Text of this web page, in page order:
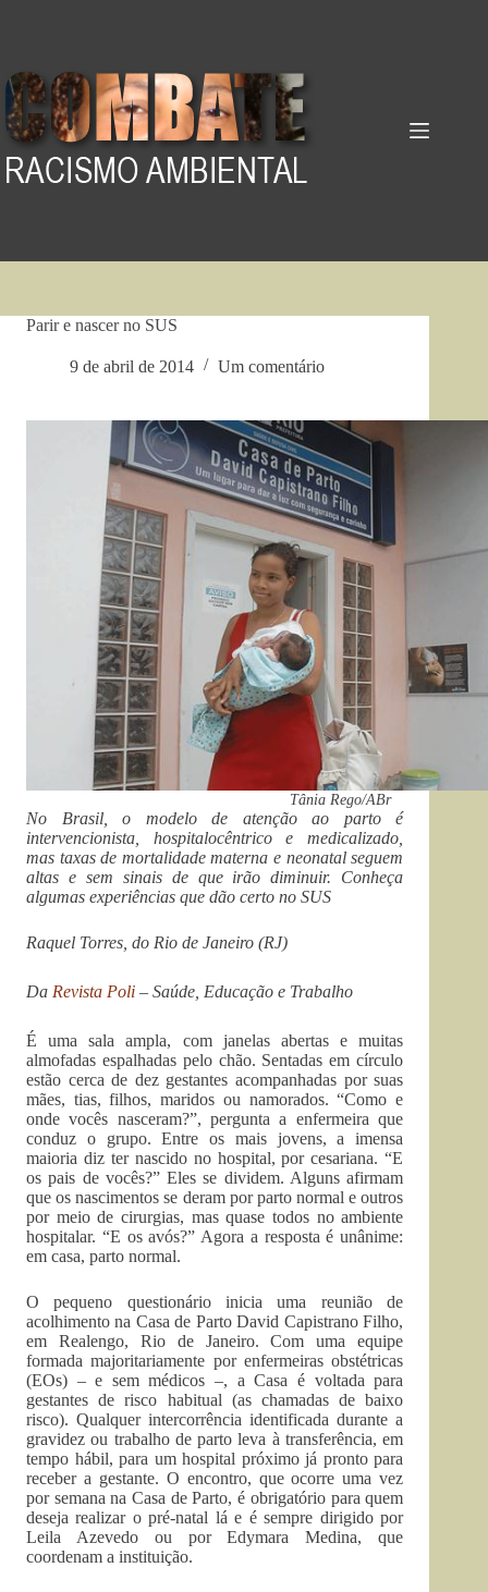
Parir e nascer no SUS
9 de abril de 2014 Um comentário
Tânia Rego/ABr
No Brasil, o modelo de atenção ao parto é
intervencionista, hospitalocêntrico e medicalizado,
mas taxas de mortalidade materna e neonatal seguem
altas e sem sinais de que irão diminuir. Conheça
algumas experiências que dão certo no SUS
Raquel Torres, do Rio de Janeiro (RJ)
Da Revista Poli – Saúde, Educação e Trabalho
É uma sala ampla, com janelas abertas e muitas
almofadas espalhadas pelo chão. Sentadas em círculo
estão cerca de dez gestantes acompanhadas por suas
mães, tias, filhos, maridos ou namorados. “Como e
onde vocês nasceram?”, pergunta a enfermeira que
conduz o grupo. Entre os mais jovens, a imensa
maioria diz ter nascido no hospital, por cesariana. “E
os pais de vocês?” Eles se dividem. Alguns afirmam
que os nascimentos se deram por parto normal e outros
por meio de cirurgias, mas quase todos no ambiente
hospitalar. “E os avós?” Agora a resposta é unânime:
em casa, parto normal.
O pequeno questionário inicia uma reunião de
acolhimento na Casa de Parto David Capistrano Filho,
em Realengo, Rio de Janeiro. Com uma equipe
formada majoritariamente por enfermeiras obstétricas
(EOs) – e sem médicos –, a Casa é voltada para
gestantes de risco habitual (as chamadas de baixo
risco). Qualquer intercorrência identificada durante a
gravidez ou trabalho de parto leva à transferência, em
tempo hábil, para um hospital próximo já pronto para
receber a gestante. O encontro, que ocorre uma vez
por semana na Casa de Parto, é obrigatório para quem
deseja realizar o pré-natal lá e é sempre dirigido por
Leila Azevedo ou por Edymara Medina, que
coordenam a instituição.